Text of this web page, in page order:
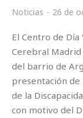
Noticias 26 de
El Centro de Día
Cerebral Madrid
del barrio de
presentación de
de la
con motivo del